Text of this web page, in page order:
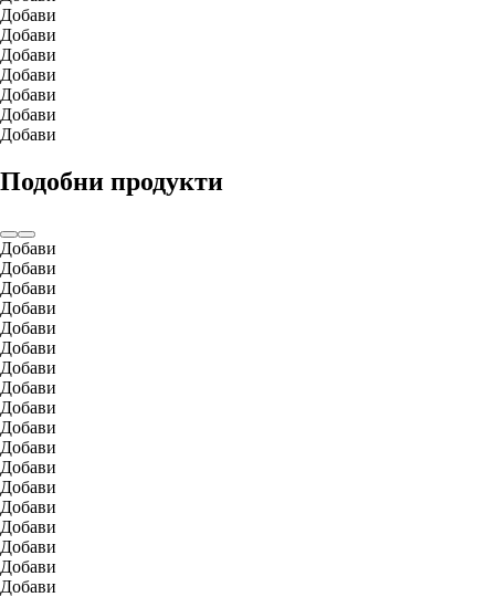
Добави
Добави
Добави
Добави
Добави
Добави
Добави
Подобни продукти
Добави
Добави
Добави
Добави
Добави
Добави
Добави
Добави
Добави
Добави
Добави
Добави
Добави
Добави
Добави
Добави
Добави
Добави